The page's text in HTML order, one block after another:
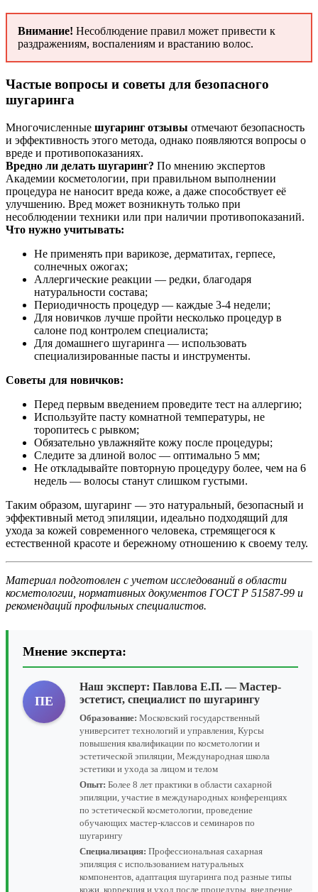
Внимание! Несоблюдение правил может привести к
раздражениям, воспалениям и врастанию волос.
Частые вопросы и советы для безопасного
шугаринга
Многочисленные шугаринг отзывы отмечают безопасность
и эффективность этого метода, однако появляются вопросы о
вреде и противопоказаниях.
Вредно ли делать шугаринг? По мнению экспертов
Академии косметологии, при правильном выполнении
процедура не наносит вреда коже, а даже способствует её
улучшению. Вред может возникнуть только при
несоблюдении техники или при наличии противопоказаний.
Что нужно учитывать:
Не применять при варикозе, дерматитах, герпесе,
солнечных ожогах;
Аллергические реакции — редки, благодаря
натуральности состава;
Периодичность процедур — каждые 3-4 недели;
Для новичков лучше пройти несколько процедур в
салоне под контролем специалиста;
Для домашнего шугаринга — использовать
специализированные пасты и инструменты.
Советы для новичков:
Перед первым введением проведите тест на аллергию;
Используйте пасту комнатной температуры, не
торопитесь с рывком;
Обязательно увлажняйте кожу после процедуры;
Следите за длиной волос — оптимально 5 мм;
Не откладывайте повторную процедуру более, чем на 6
недель — волосы станут слишком густыми.
Таким образом, шугаринг — это натуральный, безопасный и
эффективный метод эпиляции, идеально подходящий для
ухода за кожей современного человека, стремящегося к
естественной красоте и бережному отношению к своему телу.
Материал подготовлен с учетом исследований в области
косметологии, нормативных документов ГОСТ Р 51587-99 и
рекомендаций профильных специалистов.
Мнение эксперта:
ПЕ
Наш эксперт: Павлова Е.П. — Мастер-
эстетист, специалист по шугарингу
Образование: Московский государственный
университет технологий и управления, Курсы
повышения квалификации по косметологии и
эстетической эпиляции, Международная школа
эстетики и ухода за лицом и телом
Опыт: Более 8 лет практики в области сахарной
эпиляции, участие в международных конференциях
по эстетической косметологии, проведение
обучающих мастер-классов и семинаров по
шугарингу
Специализация: Профессиональная сахарная
эпиляция с использованием натуральных
компонентов, адаптация шугаринга под разные типы
кожи, коррекция и уход после процедуры, внедрение